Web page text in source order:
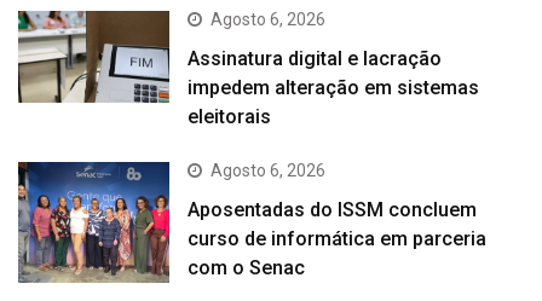
Agosto 6, 2026
Assinatura digital e lacração
impedem alteração em sistemas
eleitorais
Agosto 6, 2026
Aposentadas do ISSM concluem
curso de informática em parceria
com o Senac